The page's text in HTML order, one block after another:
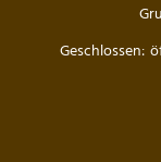
Klicken, um
Geschlossen: